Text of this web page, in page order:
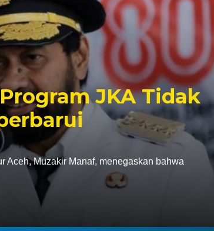
JKA Tidak
Aceh, Muzakir Manaf, menegaskan bahwa